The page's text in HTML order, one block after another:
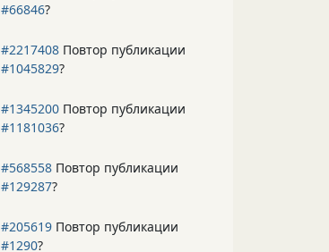
#66846?
#2217408 Повтор публикации
#1045829?
#1345200 Повтор публикации
#1181036?
#568558 Повтор публикации
#129287?
#205619 Повтор публикации
#1290?